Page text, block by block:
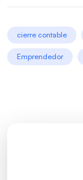
cierre contable
Emprendedor